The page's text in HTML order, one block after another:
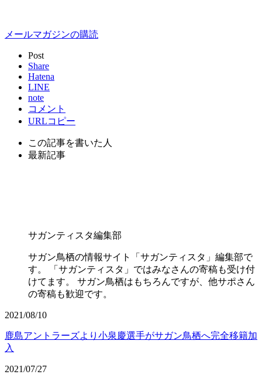
メールマガジンの購読
Post
Share
Hatena
LINE
note
コメント
URLコピー
この記事を書いた人
最新記事
サガンティスタ編集部
サガン鳥栖の情報サイト「サガンティスタ」編集部で
す。 「サガンティスタ」ではみなさんの寄稿も受け付
けてます。 サガン鳥栖はもちろんですが、他サポさん
の寄稿も歓迎です。
2021/08/10
鹿島アントラーズより小泉慶選手がサガン鳥栖へ完全移籍加
入
2021/07/27